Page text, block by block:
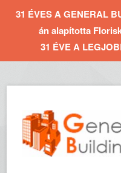
31 ÉVES A GENERAL
án alapította
31 ÉVE A